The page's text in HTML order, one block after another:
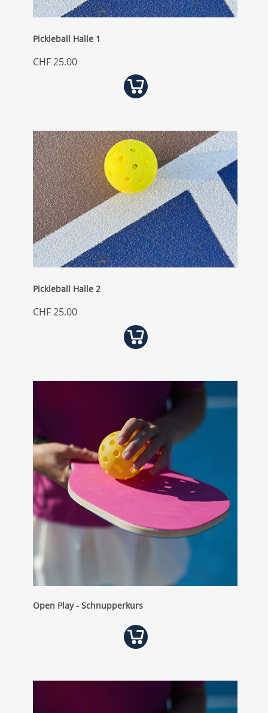
Pickleball Halle 1
CHF 25.00
Pickleball Halle 2
CHF 25.00
Open Play - Schnupperkurs